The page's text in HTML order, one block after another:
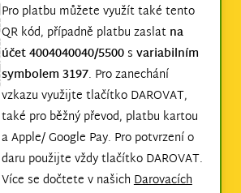
Pro platbu můžete využít také tento
QR kód, případně platbu zaslat na
účet 4004040040/5500s variabilním
symbolem 3197. Pro zanechání
vzkazu využijte tlačítko DAROVAT,
také pro běžný převod, platbu kartou
a Apple/ Google Pay. Pro potvrzení o
daru použijte vždy tlačítko DAROVAT.
Více se dočtete v našichDarovacích